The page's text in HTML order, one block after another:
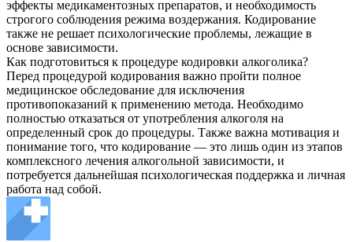
эффекты медикаментозных препаратов, и необходимость
строгого соблюдения режима воздержания. Кодирование
также не решает психологические проблемы, лежащие в
основе зависимости.
Как подготовиться к процедуре кодировки алкоголика?
Перед процедурой кодирования важно пройти полное
медицинское обследование для исключения
противопоказаний к применению метода. Необходимо
полностью отказаться от употребления алкоголя на
определенный срок до процедуры. Также важна мотивация и
понимание того, что кодирование — это лишь один из этапов
комплексного лечения алкогольной зависимости, и
потребуется дальнейшая психологическая поддержка и личная
работа над собой.